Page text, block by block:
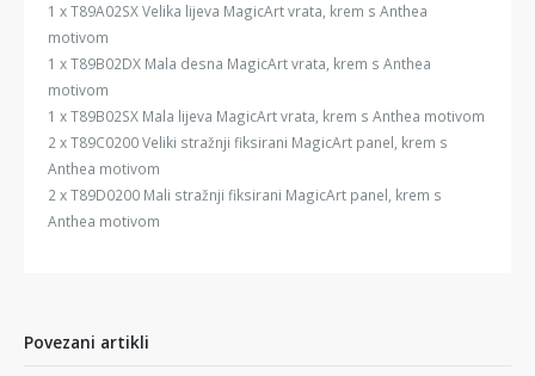
1 x T89A02SX Velika lijeva MagicArt vrata, krem s Anthea
motivom
1 x T89B02DX Mala desna MagicArt vrata, krem s Anthea
motivom
1 x T89B02SX Mala lijeva MagicArt vrata, krem s Anthea motivom
2 x T89C0200 Veliki stražnji fiksirani MagicArt panel, krem s
Anthea motivom
2 x T89D0200 Mali stražnji fiksirani MagicArt panel, krem s
Anthea motivom
Povezani artikli